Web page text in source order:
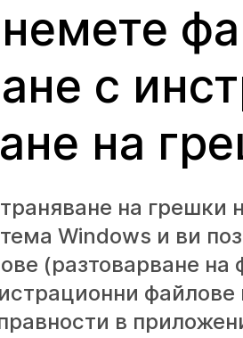
с
на
на грешки
Windows и ви
(разтоварване
файлове
в